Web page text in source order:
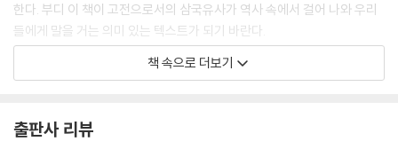
한다. 부디 이 책이 고전으로서의 삼국유사가 역사 속에서 걸어 나와 우리
들에게 말을 거는 의미 있는 텍스트가 되기 바란다.
---「머리말」중에서
들 국가들에 대한 기록은 주로 건국 사실과 그와 관련된 신화를 중심으로
책 속으로 더보기
출판사 리뷰